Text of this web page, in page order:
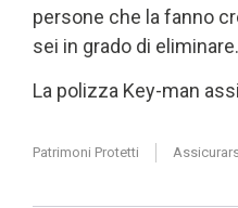
persone che la fanno
sei in grado di eliminare.
La polizza Key-man
Patrimoni Protetti